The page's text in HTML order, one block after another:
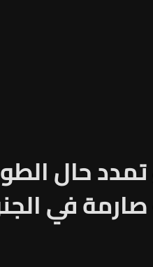
تمدد حال
في